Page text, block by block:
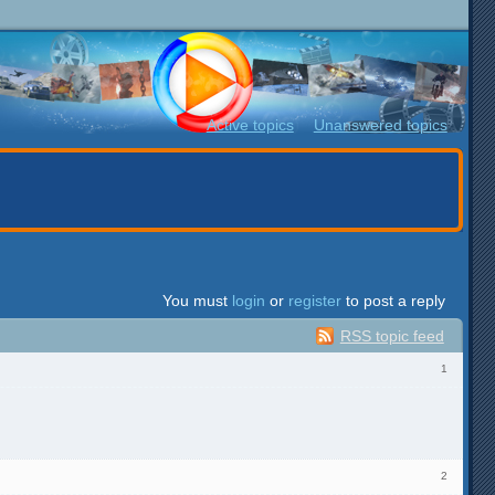
Active topics Unanswered topics
You must login or register to post a reply
RSS topic feed
1
2